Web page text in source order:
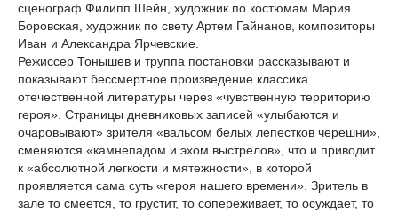
сценограф Филипп Шейн, художник по костюмам Мария
Боровская, художник по свету Артем Гайнанов, композиторы
Иван и Александра Ярчевские.
Режиссер Тонышев и труппа постановки рассказывают и
показывают бессмертное произведение классика
отечественной литературы через «чувственную территорию
героя». Страницы дневниковых записей «улыбаются и
очаровывают» зрителя «вальсом белых лепестков черешни»,
сменяются «камнепадом и эхом выстрелов», что и приводит
к «абсолютной легкости и мятежности», в которой
проявляется сама суть «героя нашего времени». Зритель в
зале то смеется, то грустит, то сопереживает, то осуждает, то